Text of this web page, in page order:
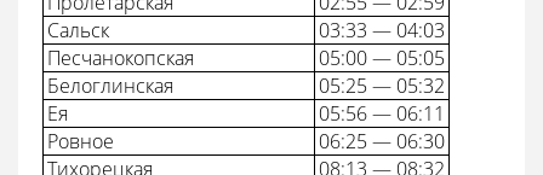
Сальск
03:33 — 04:03
Песчанокопская
05:00 — 05:05
Белоглинская
05:25 — 05:32
Ея
05:56 — 06:11
Ровное
06:25 — 06:30
Тихорецкая
08:13 — 08:32